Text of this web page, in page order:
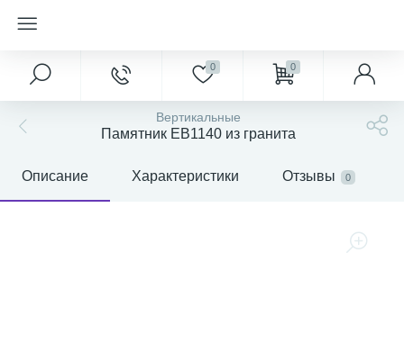
0 0
Вертикальные
Памятник EB1140 из гранита
Описание Характеристики Отзывы 0